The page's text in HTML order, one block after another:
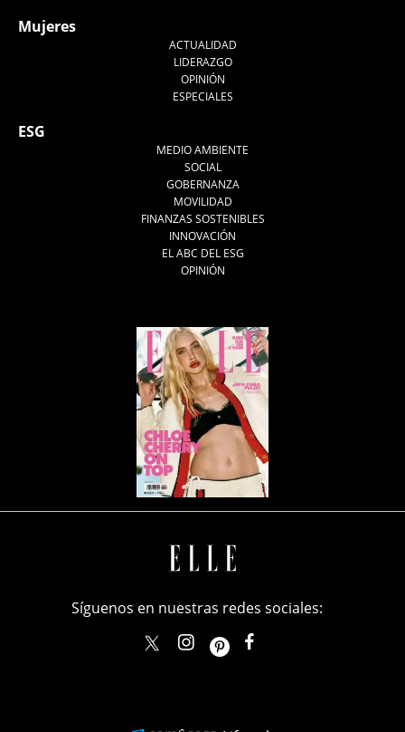
Mujeres
ACTUALIDAD
LIDERAZGO
OPINIÓN
ESPECIALES
ESG
MEDIO AMBIENTE
SOCIAL
GOBERNANZA
MOVILIDAD
FINANZAS SOSTENIBLES
INNOVACIÓN
EL ABC DEL ESG
OPINIÓN
Síguenos en nuestras redes sociales:
elle_mexicoellemexico